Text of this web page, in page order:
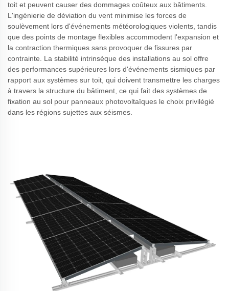
toit et peuvent causer des dommages coûteux aux bâtiments.
L'ingénierie de déviation du vent minimise les forces de
soulèvement lors d'événements météorologiques violents, tandis
que des points de montage flexibles accommodent l'expansion et
la contraction thermiques sans provoquer de fissures par
contrainte. La stabilité intrinsèque des installations au sol offre
des performances supérieures lors d'événements sismiques par
rapport aux systèmes sur toit, qui doivent transmettre les charges
à travers la structure du bâtiment, ce qui fait des systèmes de
fixation au sol pour panneaux photovoltaïques le choix privilégié
dans les régions sujettes aux séismes.